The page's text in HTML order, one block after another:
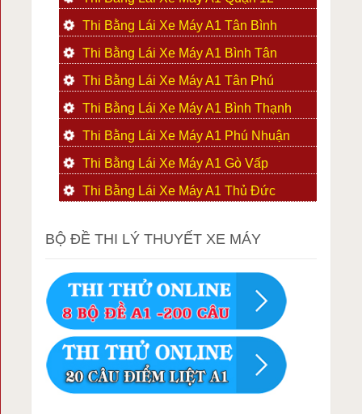
Thi Bằng Lái Xe Máy A1 Tân Bình
Thi Bằng Lái Xe Máy A1 Bình Tân
Thi Bằng Lái Xe Máy A1 Tân Phú
Thi Bằng Lái Xe Máy A1 Bình Thạnh
Thi Bằng Lái Xe Máy A1 Phú Nhuận
Thi Bằng Lái Xe Máy A1 Gò Vấp
Thi Bằng Lái Xe Máy A1 Thủ Đức
BỘ ĐỀ THI LÝ THUYẾT XE MÁY